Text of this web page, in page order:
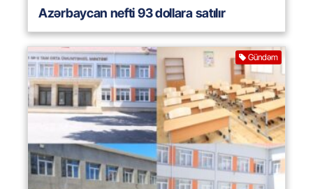
Azərbaycan nefti 93 dollara satılır
Gündəm